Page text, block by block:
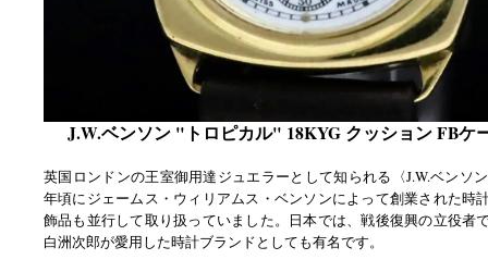
J.W.ベンソン "トロピカル" 18KYG クッション FBケ
英国ロンドンの王室御用達ジュエラーとして知られる〈J.W.ベンソ
年頃にジェームス・ウィリアムス・ベンソンによって創業された時
飾品も並行して取り扱っていました。日本では、戦後復興の立役者
白洲次郎が愛用した時計ブランドとしても有名です。